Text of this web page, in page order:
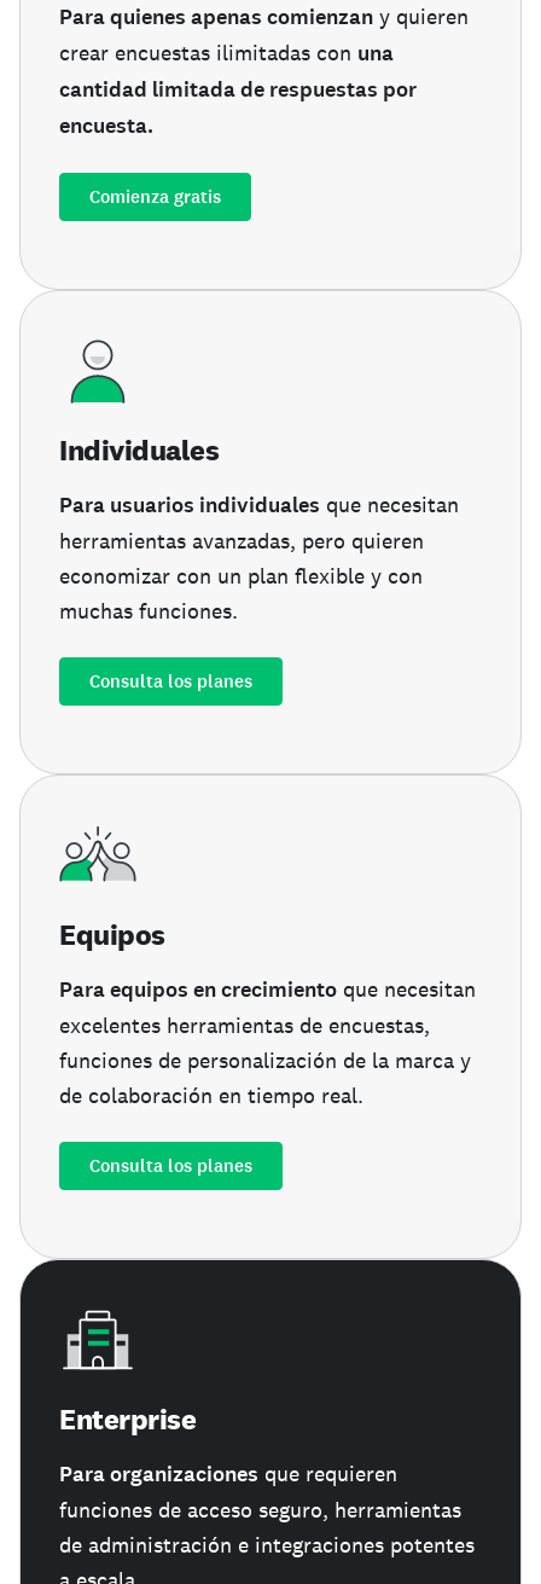
Para quienes apenas comienzan y quieren
crear encuestas ilimitadas con una
cantidad limitada de respuestas por
encuesta.
Comienza gratis
Individuales
Para usuarios individuales que necesitan
herramientas avanzadas, pero quieren
economizar con un plan flexible y con
muchas funciones.
Consulta los planes
Equipos
Para equipos en crecimiento que necesitan
excelentes herramientas de encuestas,
funciones de personalización de la marca y
de colaboración en tiempo real.
Consulta los planes
Enterprise
Para organizaciones que requieren
funciones de acceso seguro, herramientas
de administración e integraciones potentes